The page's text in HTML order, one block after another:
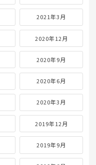
2021年3月
2020年12月
2020年9月
2020年6月
2020年3月
2019年12月
2019年9月